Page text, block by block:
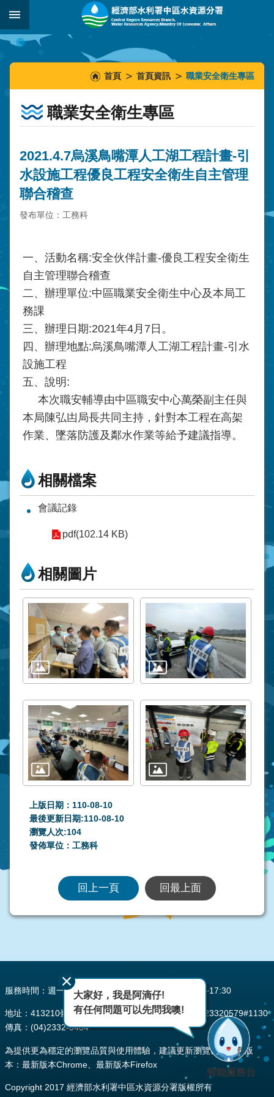
跳到主要內容區塊
:::
_
::::::
首頁 首頁資訊 職業安全衛生專區
職業安全衛生專區
2021.4.7烏溪鳥嘴潭人工湖工程計畫-引
水設施工程優良工程安全衛生自主管理
聯合稽查
發布單位：工務科
一、活動名稱:安全伙伴計畫-優良工程安全衛生
自主管理聯合稽查
二、辦理單位:中區職業安全衛生中心及本局工
務課
三、辦理日期:2021年4月7日。
四、辦理地點:烏溪鳥嘴潭人工湖工程計畫-引水
設施工程
五、說明:
本次職安輔導由中區職安中心萬榮副主任與
本局陳弘凷局長共同主持，針對本工程在高架
作業、墜落防護及鄰水作業等給予建議指導。
相關檔案
會議記錄
pdf(102.14 KB)
相關圖片
上版日期：110-08-10
最後更新日期:110-08-10
瀏覽人次:104
發佈單位：工務科
回上一頁 回最上面
服務時間：週一至週五 AM08:00~12:00 PM13:30~17:30
地址：413210臺中市霧峰區峰堤路195號 電話：(04)23320579#1130
傳真：(04)2332-0484
為提供更為穩定的瀏覽品質與使用體驗，建議更新瀏覽器至以下版
本：最新版本Chrome、最新版本Firefox
Copyright 2017 經濟部水利署中區水資源分署版權所有
大家好，我是阿滴仔!
有任何問題可以先問我噢!
智能服務台